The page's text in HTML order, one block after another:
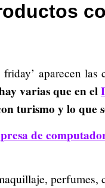
aparecen las
varias que en el
turismo y lo que
de
perfumes,